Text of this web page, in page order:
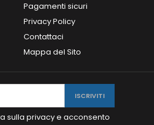
Pagamenti sicuri
Privacy Policy
Contattaci
Mappa del Sito
sulla privacy e acconsento